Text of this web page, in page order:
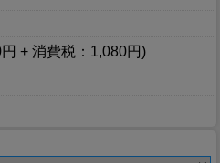
+ 消費税：1,080円)